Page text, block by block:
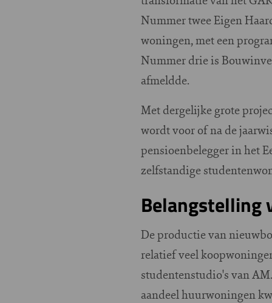
Nummer twee Eigen
woningen, met een
Nummer drie is
afmeldde.
Met dergelijke grote
wordt voor of na de
pensioenbelegger in het
zelfstandige
Belangstelling
De productie van
relatief veel
studentenstudio's van
aandeel huurwoningen